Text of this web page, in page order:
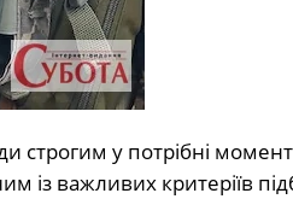
у потрібні
із важливих критеріїв